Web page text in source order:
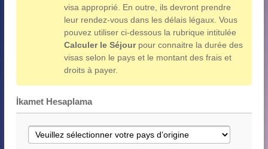
visa approprié. En outre, ils devront prendre
leur rendez-vous dans les délais légaux. Vous
pouvez utiliser ci-dessous la rubrique intitulée
Calculer le Séjourpour connaitre la durée des
visas selon le pays et le montant des frais et
droits à payer.
İkamet Hesaplama